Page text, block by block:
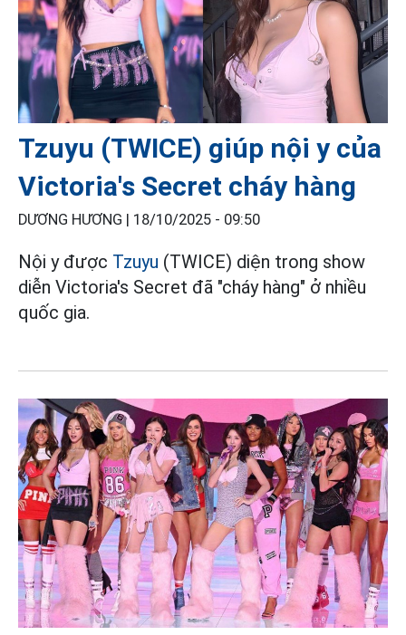
Tzuyu (TWICE) giúp nội y của
Victoria's Secret cháy hàng
DƯƠNG HƯƠNG | 18/10/2025 - 09:50
Nội y được Tzuyu (TWICE) diện trong show
diễn Victoria's Secret đã "cháy hàng" ở nhiều
quốc gia.